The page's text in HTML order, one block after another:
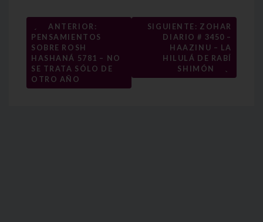
Navegación
de
entradas
←
ANTERIOR:
PENSAMIENTOS
SOBRE ROSH
HASHANÁ 5781 – NO
SE TRATA SÓLO DE
OTRO AÑO
SIGUIENTE: ZOHAR
DIARIO # 3450 –
HAAZINU – LA
HILULÁ DE RABÍ
SHIMÓN
→